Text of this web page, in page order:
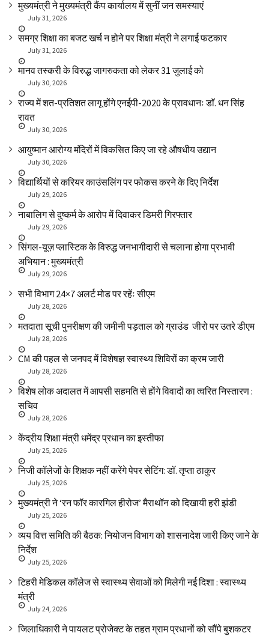
मुख्यमंत्री ने मुख्यमंत्री कैंप कार्यालय में सुनीं जन समस्याएं
July 31, 2026
समग्र शिक्षा का बजट खर्च न होने पर शिक्षा मंत्री ने लगाई फटकार
July 31, 2026
मानव तस्करी के विरुद्ध जागरुकता को लेकर 31 जुलाई को
July 30, 2026
राज्य में शत-प्रतिशत लागू होंगे एनईपी-2020 के प्रावधानः डाॅ. धन सिंह
रावत
July 30, 2026
आयुष्मान आरोग्य मंदिरों में विकसित किए जा रहे औषधीय उद्यान
July 30, 2026
विद्यार्थियों से करियर काउंसलिंग पर फोकस करने के दिए निर्देश
July 29, 2026
नाबालिग से दुष्कर्म के आरोप में दिवाकर डिमरी गिरफ्तार
July 29, 2026
सिंगल-यूज़ प्लास्टिक के विरुद्ध जनभागीदारी से चलाना होगा प्रभावी
अभियान : मुख्यमंत्री
July 29, 2026
सभी विभाग 24×7 अलर्ट मोड पर रहेंः सीएम
July 28, 2026
मतदाता सूची पुनरीक्षण की जमीनी पड़ताल को ग्राउंड जीरो पर उतरे डीएम
July 28, 2026
CM की पहल से जनपद में विशेषज्ञ स्वास्थ्य शिविरों का क्रम जारी
July 28, 2026
विशेष लोक अदालत में आपसी सहमति से होंगे विवादों का त्वरित निस्तारण :
सचिव
July 28, 2026
केंद्रीय शिक्षा मंत्री धमेंद्र प्रधान का इस्तीफा
July 25, 2026
निजी कॉलेजों के शिक्षक नहीं करेंगे पेपर सेटिंग: डॉ. तृप्ता ठाकुर
July 25, 2026
मुख्यमंत्री ने ‘रन फॉर कारगिल हीरोज’ मैराथॉन को दिखायी हरी झंडी
July 25, 2026
व्यय वित्त समिति की बैठक: नियोजन विभाग को शासनादेश जारी किए जाने के
निर्देश
July 25, 2026
टिहरी मेडिकल कॉलेज से स्वास्थ्य सेवाओं को मिलेगी नई दिशा : स्वास्थ्य
मंत्री
July 24, 2026
जिलाधिकारी ने पायलट प्रोजेक्ट के तहत ग्राम प्रधानों को सौंपे बुशकटर